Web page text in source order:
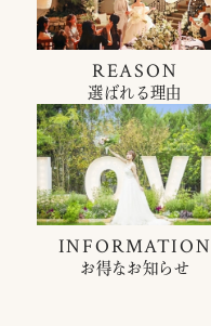
REASON
選ばれる理由
INFORMATION
お得なお知らせ